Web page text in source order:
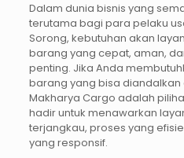
Dalam dunia bisnis yang
terutama bagi para pelaku
Sorong, kebutuhan akan
barang yang cepat, aman,
penting. Jika Anda
barang yang bisa diandalkan
Makharya Cargo adalah
hadir untuk menawarkan
terjangkau, proses yang
yang responsif.